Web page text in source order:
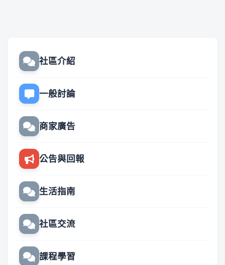
社區介紹
一般討論
商家廣告
公告與回報
生活指南
社區交流
課程學習